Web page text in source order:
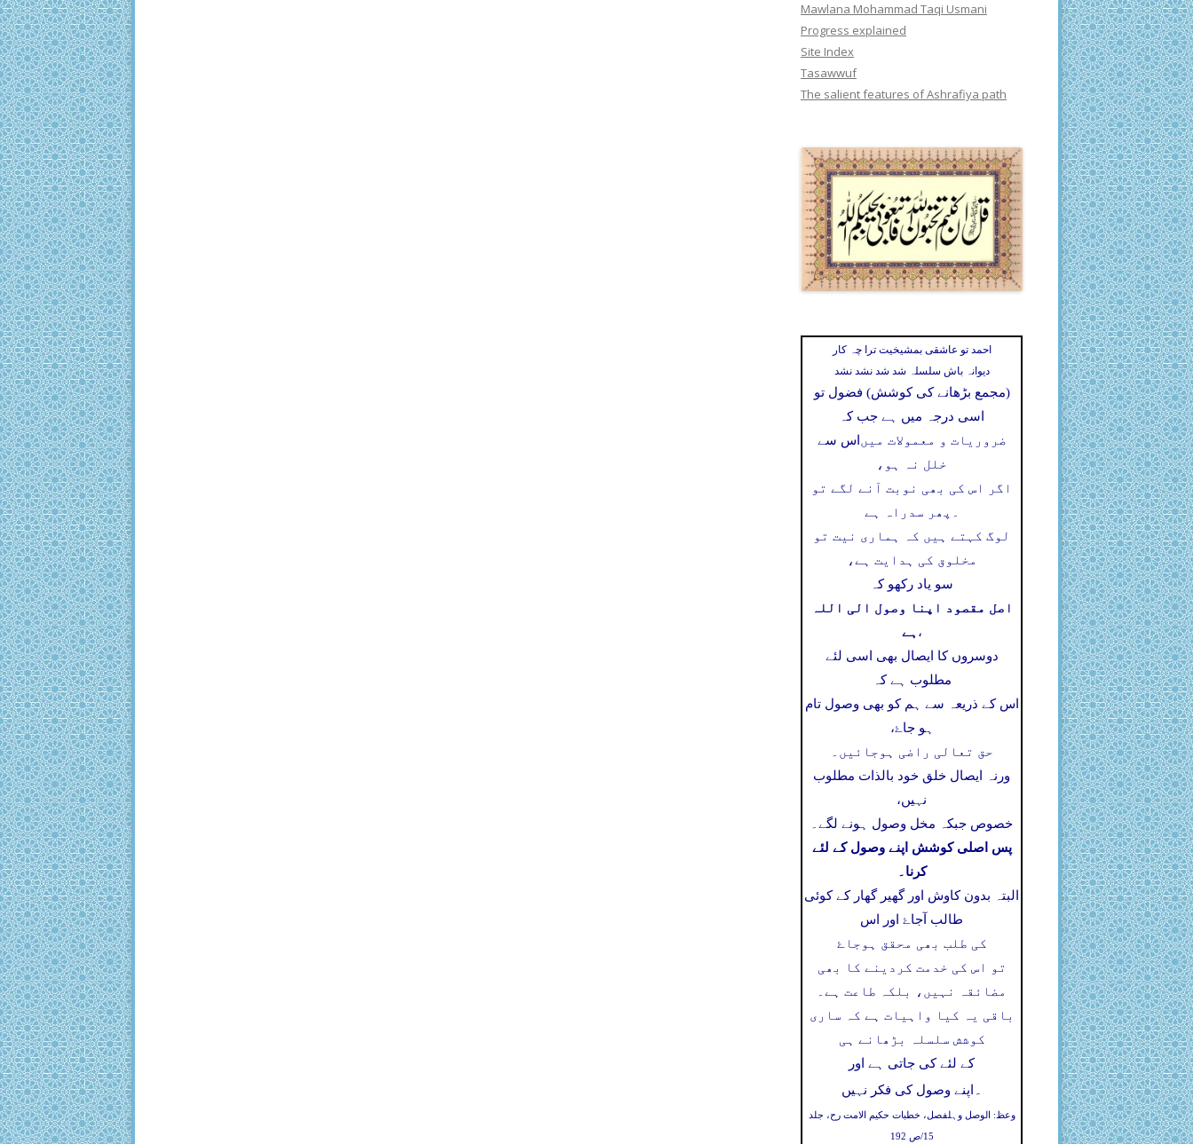
Mawlana Mohammad Taqi Usmani
Progress explained
Site Index
Tasawwuf
The salient features of Ashrafiya path
احمد تو عاشقی بمشیخیت ترا چہ کار
دیوانہ باش سلسلہ شد شد نشد نشد
(مجمع بڑھانے کی کوشش) فضول تو
اسی درجہ میں ہے جب کہ
اس سے ضروریات و معمولات میں
خلل نہ ہو،
اگر اس کی بھی نوبت آنے لگے تو
پھر سدراہ ہے ۔
لوگ کہتے ہیں کہ ہماری نیت تو
مخلوق کی ہدایت ہے،
سو یاد رکھو کہ
اصل مقصود اپنا وصول الی اللہ
ہے ،
دوسروں کا ایصال بھی اسی لئے
مطلوب ہے کہ
اس کے ذریعہ سے ہم کو بھی وصول تام
ہو جاۓ،
حق تعالی راضی ہوجائیں۔
ورنہ ایصال خلق خود بالذات مطلوب
نہیں،
خصوص جبکہ مخل وصول ہونے لگے۔
پس اصلی کوشش اپنے وصول کے لئے
کرنا۔
البتہ بدون کاوش اور گھیر گھار کے کوئی
طالب آجاۓ اور اس
کی طلب بھی محقق ہوجاۓ
تو اس کی خدمت کردینے کا بھی
مضائقہ نہیں، بلکہ طاعت ہے۔
باقی یہ کیا واہیات ہے کہ ساری
کوشش سلسلہ بڑھانے ہی
کے لئے کی جاتی ہے اور
اپنے وصول کی فکر نہیں ۔
وعظ: الوصل وہلفصل، خطبات حکیم الامت رح، جلد
15/ص 192